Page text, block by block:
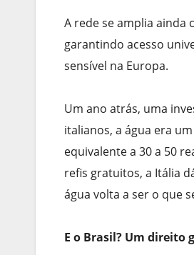
A rede se amplia
garantindo acesso
sensível na Europa.
Um ano atrás, uma
italianos, a água era
equivalente a 30 a 50
refis gratuitos, a Itália
água volta a ser o que
E o Brasil? Um